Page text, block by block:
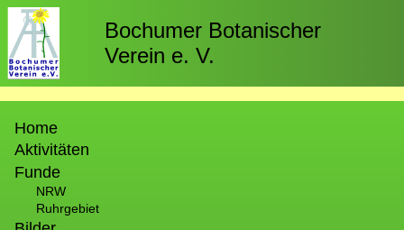
Direkt
zum
Inhalt
Bochumer Botanischer
Verein e. V.
Home
Aktivitäten
Funde
NRW
Ruhrgebiet